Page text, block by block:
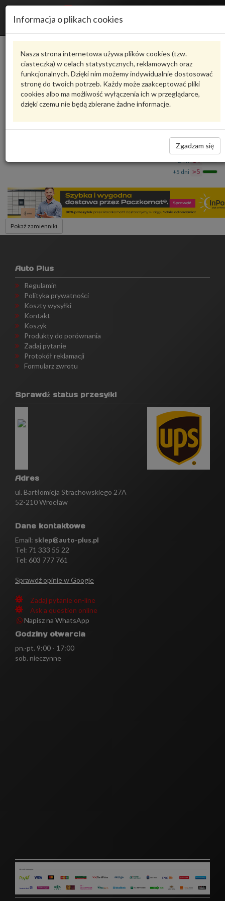
Informacja o plikach cookies
Nasza strona internetowa używa plików cookies (tzw.
ciasteczka) w celach statystycznych, reklamowych oraz
funkcjonalnych. Dzięki nim możemy indywidualnie dostosować
stronę do twoich potrzeb. Każdy może zaakceptować pliki
cookies albo ma możliwość wyłączenia ich w przeglądarce,
dzięki czemu nie będą zbierane żadne informacje.
Zgadzam się
Karta produktu
6R0915345EVAG
VAG - produkt oryginalny VW AUDI SEAT SKODA
uchwyt skrzyn.bezpiecz. 6R0915345E VAG
101,01 zł
Dostępność
Wrocław 0
+24 h 14
+5 dni >5
Pokaż zamienniki
Auto Plus
Regulamin
Polityka prywatności
Koszty wysyłki
Kontakt
Koszyk
Produkty do porównania
Zadaj pytanie
Protokół reklamacji
Formularz zwrotu
Sprawdź status przesyłki
Adres
ul. Bartłomieja Strachowskiego 27A
52-210 Wrocław
Dane kontaktowe
Email: sklep@auto-plus.pl
Tel: 71 333 55 22
Tel: 603 777 761
Sprawdź opinie w Google
Zadaj pytanie on-line
Ask a question online
Napisz na WhatsApp
Godziny otwarcia
pn.-pt. 9:00 - 17:00
sob. nieczynne